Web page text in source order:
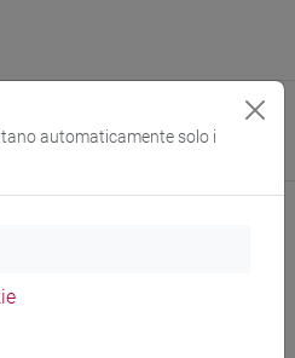
automaticamente solo i